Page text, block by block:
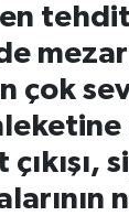
çok